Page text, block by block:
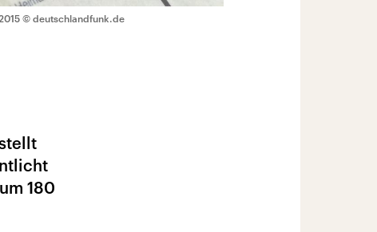
© deutschlandfunk.de
180